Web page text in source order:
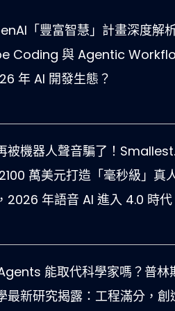
「豐富智慧」計畫深度解
Coding 與 Agentic
年 AI 開發生態？
被機器人聲音騙了！
萬美元打造「毫秒級」真
2026 年語音 AI 進入 4.0 時代
能取代科學家嗎？普林
最新研究揭露：工程滿分，創